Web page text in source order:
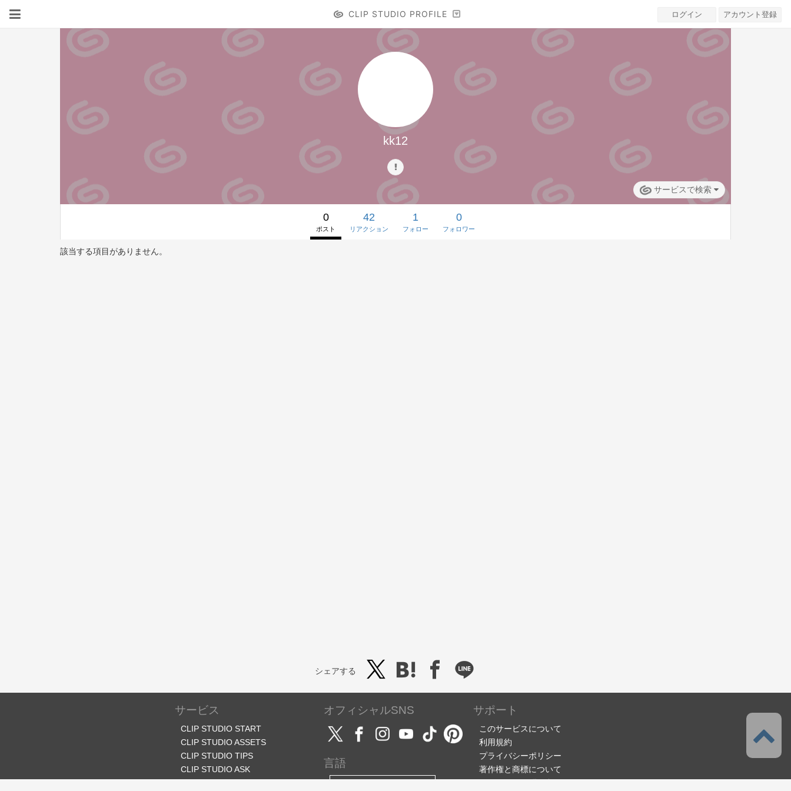
CLIP STUDIO PROFILE ログイン アカウント登録
kk12
サービスで検索
0
ポスト
42
リアクション
1
フォロー
0
フォロワー
該当する項目がありません。
シェアする
サービス
CLIP STUDIO START
CLIP STUDIO ASSETS
CLIP STUDIO TIPS
CLIP STUDIO ASK
オフィシャルSNS
言語
サポート
このサービスについて
利用規約
プライバシーポリシー
著作権と商標について